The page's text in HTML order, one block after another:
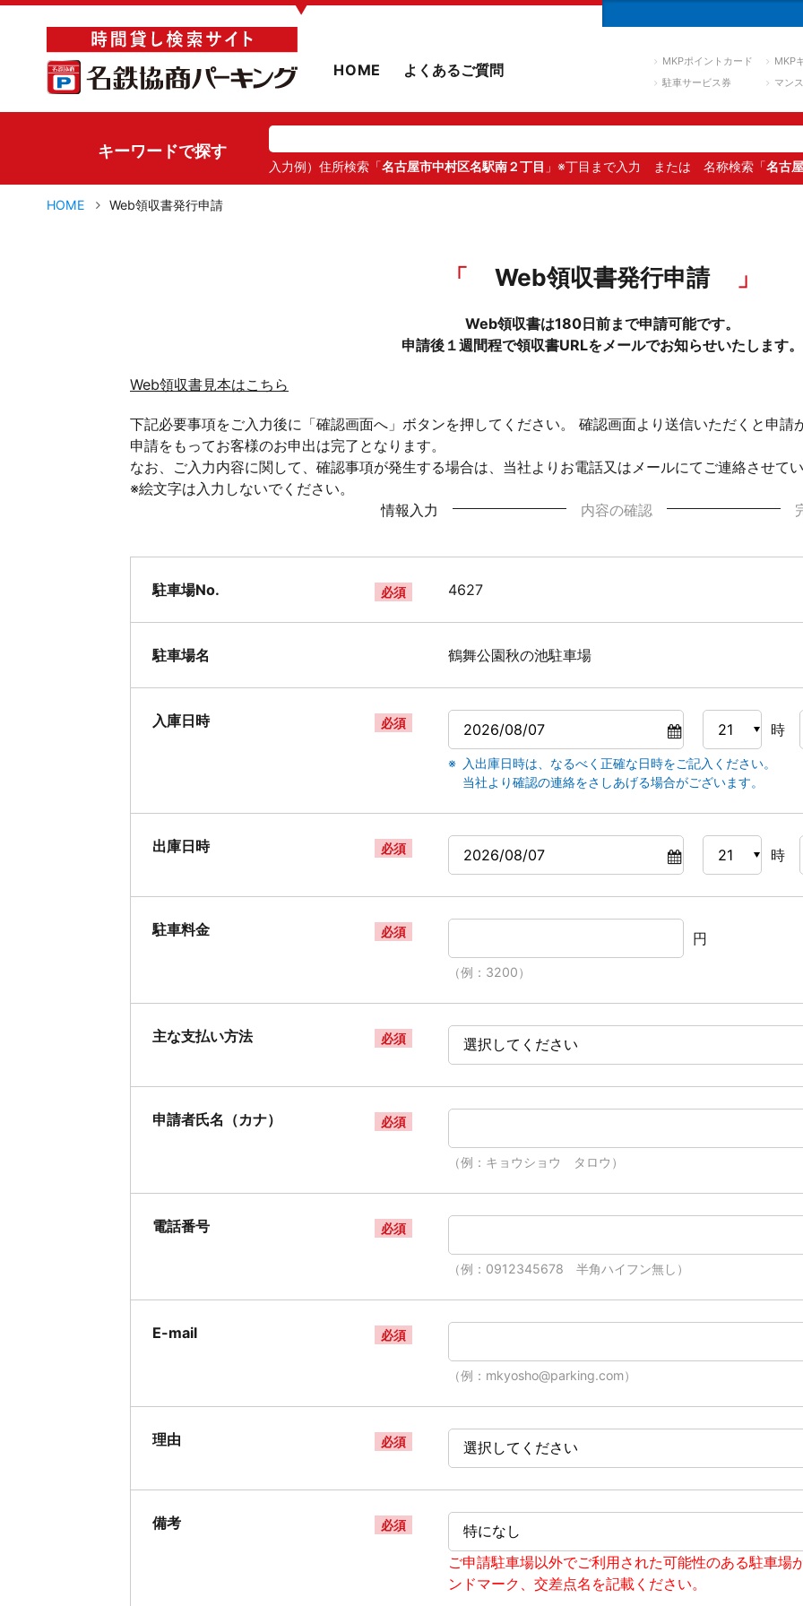
▼
HOME よくあるご質問 MKPポイントカード
MKP
駐車サービス券
マン
キーワードで探す
入力例）住所検索「名古屋市中村区名駅南２丁目 」※丁目まで入力 または 名称検索「名古
HOME Web領収書発行申請
Web領収書発行申請
Web領収書は180日前まで申請可能です。
申請後１週間程で領収書URLをメールでお知らせいたします。
Web領収書見本はこちら
下記必要事項をご入力後に「確認画面へ」ボタンを押してください。 確認画面より送信いただくと申請
申請をもってお客様のお申出は完了となります。
なお、ご入力内容に関して、確認事項が発生する場合は、当社よりお電話又はメールにてご連絡させて
※絵文字は入力しないでください。
情報入力
内容の確認
駐車場No. 必須 4627
駐車場名 鶴舞公園秋の池駐車場
入庫日時 必須 時
入出庫日時は、なるべく正確な日時をご記入ください。
当社より確認の連絡をさしあげる場合がございます。
出庫日時 必須 時
駐車料金 必須 円
（例：3200）
主な支払い方法 必須
申請者氏名（カナ） 必須
（例：キョウショウ タロウ）
電話番号 必須
（例：0912345678 半角ハイフン無し）
E-mail 必須
（例：mkyosho@parking.com）
理由 必須
備考 必須
ご申請駐車場以外でご利用された可能性のある駐車場
ンドマーク、交差点名を記載ください。